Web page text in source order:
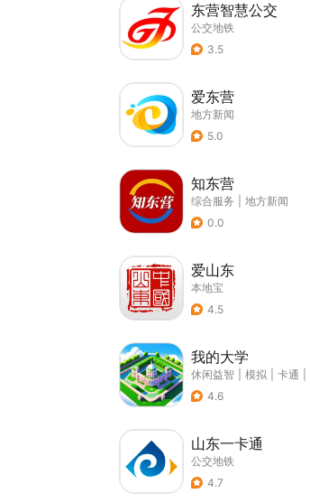
东营智慧公交
公交地铁
3.5
爱东营
地方新闻
5.0
知东营
综合服务
地方新闻
0.0
爱山东
本地宝
4.5
我的大学
休闲益智 模拟 卡通
4.6
山东一卡通
公交地铁
4.7